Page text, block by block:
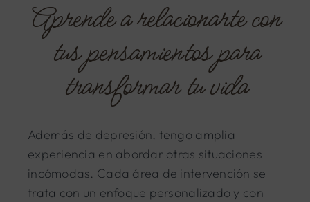
Aprende a relacionarte con
tus pensamientos para
transformar tu vida
Además de depresión, tengo amplia
experiencia en abordar otras situaciones
incómodas. Cada área de intervención se
trata con un enfoque personalizado y con